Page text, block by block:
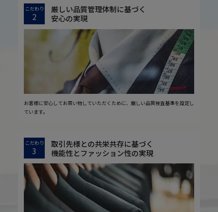
こだわり
2
厳しい品質管理体制に基づく
安心の実現
お客様に安心してお買い物していただくために、厳しい品質検査基準を設定し
ています。
こだわり
3
取引先様との共栄共存に基づく
機能性とファッション性の実現